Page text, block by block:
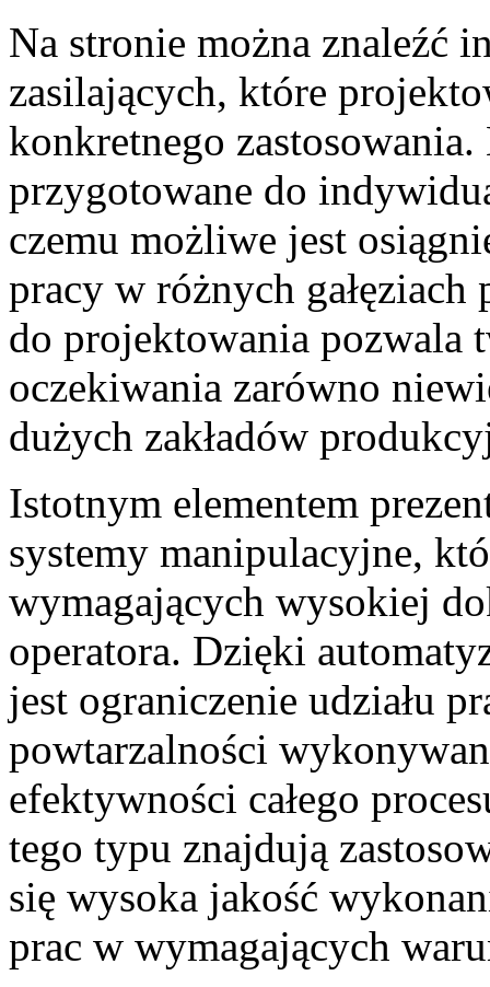
Na stronie można znaleźć
zasilających, które
konkretnego
przygotowane do
czemu możliwe jest
pracy w różnych gałęziach
do projektowania pozwala
oczekiwania zarówno
dużych zakładów
Istotnym elementem
systemy manipulacyjne,
wymagających wysokiej
operatora. Dzięki
jest ograniczenie udziału
powtarzalności
efektywności całego
tego typu znajdują
się wysoka jakość
prac w wymagających